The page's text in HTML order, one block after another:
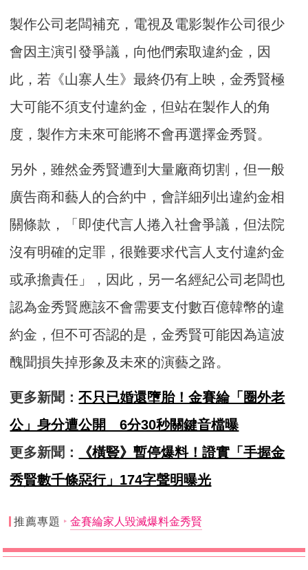
製作公司老闆補充，電視及電影製作公司很少
會因主演引發爭議，向他們索取違約金，因
此，若《山寨人生》最終仍有上映，金秀賢極
大可能不須支付違約金，但站在製作人的角
度，製作方未來可能將不會再選擇金秀賢。
另外，雖然金秀賢遭到大量廠商切割，但一般
廣告商和藝人的合約中，會詳細列出違約金相
關條款，「即使代言人捲入社會爭議，但法院
沒有明確的定罪，很難要求代言人支付違約金
或承擔責任」，因此，另一名經紀公司老闆也
認為金秀賢應該不會需要支付數百億韓幣的違
約金，但不可否認的是，金秀賢可能因為這波
醜聞損失掉形象及未來的演藝之路。
更多新聞：不只已婚還墮胎！金賽綸「圈外老
公」身分遭公開 6分30秒關鍵音檔曝
更多新聞：
《橫豎》暫停爆料！證實「手握金
秀賢數千條惡行」174字聲明曝光
推薦專題 金賽綸家人毀滅爆料金秀賢